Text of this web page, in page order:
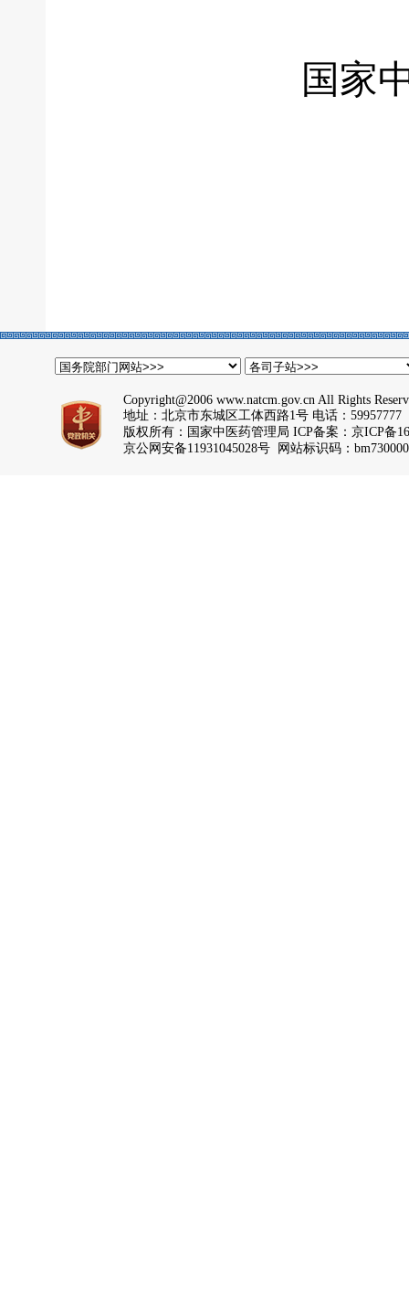
国家
Copyright@2006 www.natcm.gov.cn All Rights
地址：北京市东城区工体西路1号 电话：59957777
版权所有：国家中医药管理局 ICP备案： 京ICP备
京公网安备11931045028号 网站标识码：